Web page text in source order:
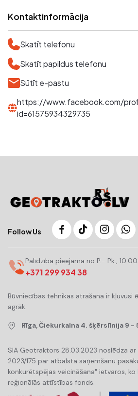
Kontaktinformācija
Skatīt telefonu
Skatīt papildus telefonu
Sūtīt e-pastu
https://www.facebook.com/
id=61575934329735
Follow Us
Palīdzība pieejama no P.- Pk.,
+371 299 934 38
Būvniecības tehnikas atrašana ir kļuvusi
agrāk.
Rīga, Čiekurkalna 4. šķērslīnija 9 -
SIA Geotraktors 28.03.2023 noslēdza ar
2023/175 par atbalsta saņemšanu
konkurētspējas veicināšana" ietvaros,
reģionālās attīstības fonds.